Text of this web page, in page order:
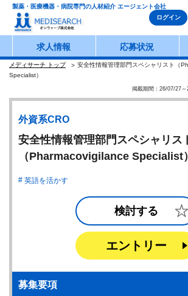
製薬・医療機器・病院専門の人材紹介 エージェント会社
ログイン
求人情報 応募状況
メディサーチ トップ
安全性情報管理部門スペシャリスト（
Specialist）
掲載期間：26/07/27
外資系CRO
安全性情報管理部門スペシャリス
（Pharmacovigilance Specialist）
英語を活かす
検討する
エントリー
募集要項